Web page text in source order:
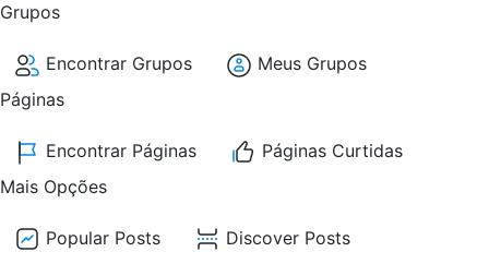
Grupos
Encontrar Grupos
Meus Grupos
Páginas
Encontrar Páginas
Páginas Curtidas
Mais Opções
Popular Posts
Discover Posts